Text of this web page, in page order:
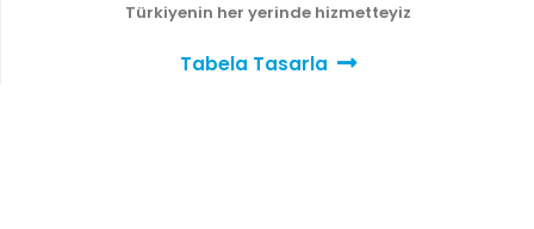
Türkiyenin her yerinde hizmetteyiz
Tabela Tasarla